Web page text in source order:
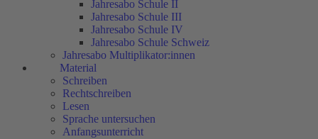
Jahresabo Schule II
Jahresabo Schule III
Jahresabo Schule IV
Jahresabo Schule Schweiz
Jahresabo Multiplikator:innen
Material
Schreiben
Rechtschreiben
Lesen
Sprache untersuchen
Anfangsunterricht